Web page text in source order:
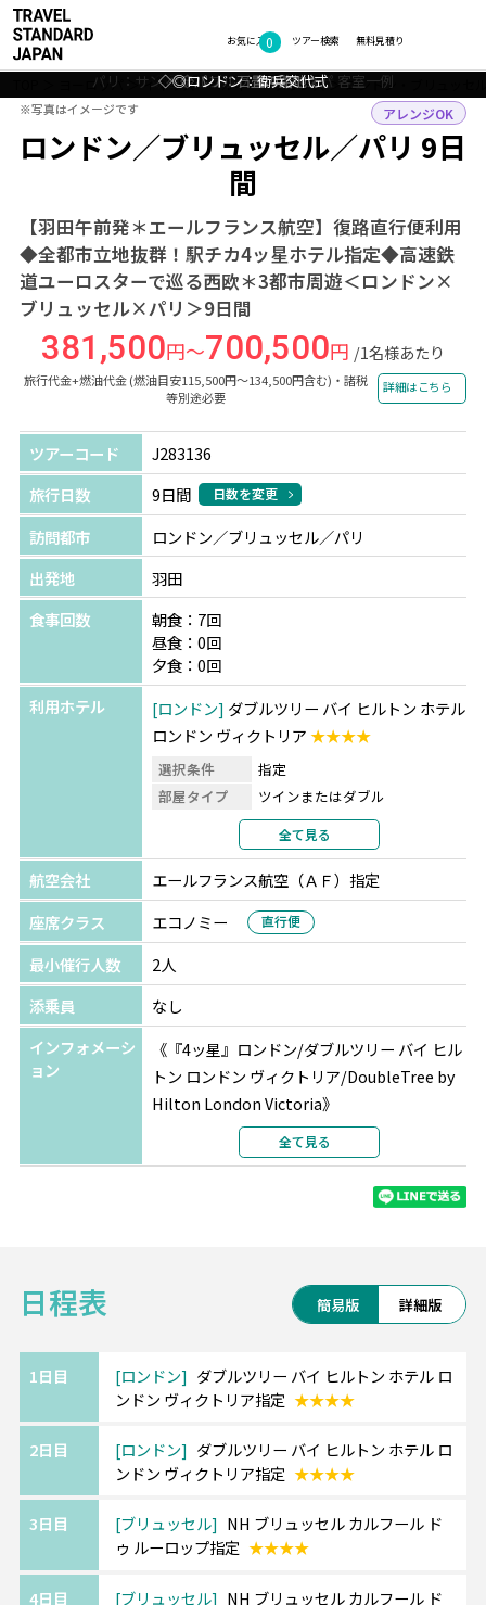
お気に入り
0 無料見積り
ツアー検索
ヨーロッパ イギリス・ベルギー・フランス ロンドン・ブリュッセ
ロンドン／ブリュッセル／パリ 9日
間
【羽田午前発＊エールフランス航空】復路直行便利用
◆全都市立地抜群！駅チカ4ッ星ホテル指定◆高速鉄
道ユーロスターで巡る西欧＊3都市周遊＜ロンドン×
ブリュッセル×パリ＞9日間
アレンジOK
381,500円～700,500円 /1名様あたり
旅行代金+燃油代金 (燃油目安115,500円～134,500円含む)・諸税
等別途必要
詳細はこちら
◇◎ブリュッセル：芸術の丘
パリ：サン ペテルブルグ オペラ&スパ 客室一例
◇パリ：石畳の路地
◇◎ロンドン：衛兵交代式
◇ロンドン：美しいハイド・パーク
フォトギャラリー
※写真はイメージです
※写真はイメージです
ツアーコード
J283136
旅行日数
9日間 日数を変更
訪問都市
ロンドン／ブリュッセル／パリ
出発地
羽田
食事回数
朝食：7回
昼食：0回
夕食：0回
利用ホテル
ロンドン ダブルツリー バイ ヒルトン ホテル
ロンドン ヴィクトリア★★★★
選択条件
指定
部屋タイプ
ツインまたはダブル
2名1室利用
部屋カテゴリ
指定なし
ブリュッセル NH ブリュッセル カルフール
ドゥ ルーロップ★★★★
選択条件
指定
部屋タイプ
利用形態
部屋カテゴリ
指定なし
パリ
サン ペテルブルグ オペラ&スパ
★★★★
指定
ツインまたはダブル
全て見る
航空会社
エールフランス航空（ＡＦ）指定
座席クラス
エコノミー 直行便
最小催行人数
2人
添乗員
なし
インフォメーシ
ョン
《『4ッ星』ロンドン/ダブルツリー バイ ヒル
トン ロンドン ヴィクトリア/DoubleTree by
Hilton London Victoria》
市内中心部ヴィクトリア駅近くに位置する好
立地4ッ星ホテル。
グラン・プラスからわずか200m程で、中央駅
ホテル。
外観は近代的で客室はシンプルで清潔感のあ
観光やショッピングに大変便利なホテルで
す。
《『4ッ星』パリ/サン ペテルブルグ オペラ&
オペラ座から徒歩約5分の好立地に位置するホ
全て見る
日程表 簡易版 詳細版
1日目 ロンドン
ダブルツリー バイ ヒルトン ホテル ロ
ンドン ヴィクトリア指定 ★★★★
2日目 ロンドン
ダブルツリー バイ ヒルトン ホテル ロ
ンドン ヴィクトリア指定 ★★★★
3日目 ブリュッセル
NH ブリュッセル カルフール ド
ゥ ルーロップ指定 ★★★★
4日目 ブリュッセル
NH ブリュッセル カルフール ド